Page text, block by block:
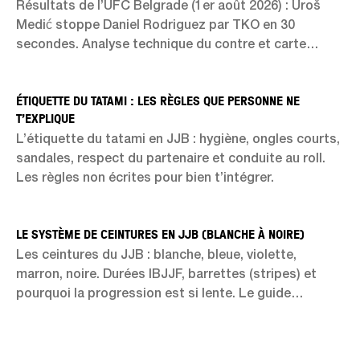
Résultats de l’UFC Belgrade (1er août 2026) : Uroš
Medić stoppe Daniel Rodriguez par TKO en 30
secondes. Analyse technique du contre et carte
ÉTIQUETTE DU TATAMI : LES RÈGLES QUE PERSONNE NE
T’EXPLIQUE
L’étiquette du tatami en JJB : hygiène, ongles courts,
sandales, respect du partenaire et conduite au roll.
Les règles non écrites pour bien t’intégrer.
LE SYSTÈME DE CEINTURES EN JJB (BLANCHE À NOIRE)
Les ceintures du JJB : blanche, bleue, violette,
marron, noire. Durées IBJJF, barrettes (stripes) et
pourquoi la progression est si lente. Le guide